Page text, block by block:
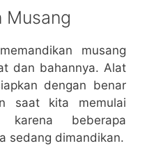
Musang
musang
dan bahannya. Alat
dengan benar
saat kita memulai
beberapa
sedang dimandikan.